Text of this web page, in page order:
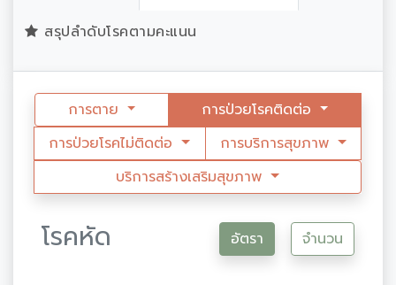
สรุปลำดับโรคตามคะแนน
การตาย
การป่วยโรคติดต่อ
การป่วยโรคไม่ติดต่อ
การบริการสุขภาพ
บริการสร้างเสริมสุขภาพ
โรคหัด อัตรา จำนวน